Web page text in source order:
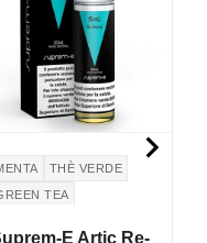
THÈ VERDE
TEA
E Artic Re-
